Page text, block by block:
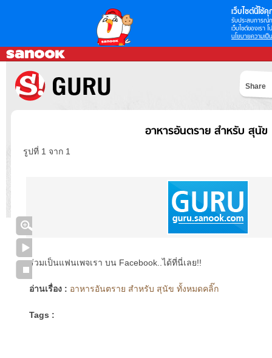
เว็บไซต์นี้ใช้คุ
รับประสบการณ์
เว็บไซต์ของเรา
นโยบายความเป็
Share
อาหารอันตราย สำหรับ สุนัข
รูปที่ 1 จาก 1
ร่วมเป็นแฟนเพจเรา บน Facebook..ได้ที่นี่เลย!!
อ่านเรื่อง : อาหารอันตราย สำหรับ สุนัข ทั้งหมดคลิ๊ก
Tags :